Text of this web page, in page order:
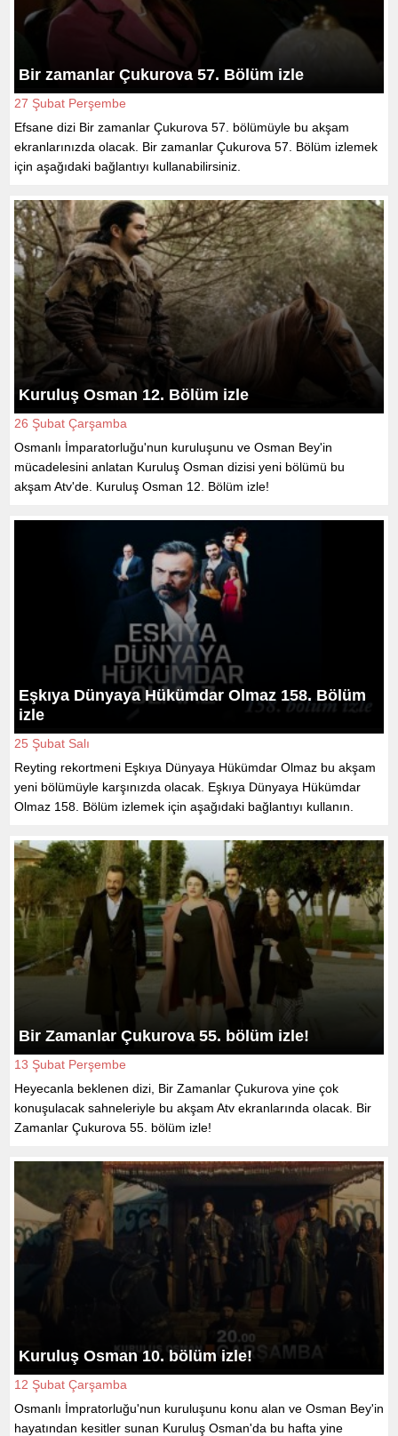
Bir zamanlar Çukurova 57. Bölüm izle
27 Şubat Perşembe
Efsane dizi Bir zamanlar Çukurova 57. bölümüyle bu akşam
ekranlarınızda olacak. Bir zamanlar Çukurova 57. Bölüm izlemek
için aşağıdaki bağlantıyı kullanabilirsiniz.
Kuruluş Osman 12. Bölüm izle
26 Şubat Çarşamba
Osmanlı İmparatorluğu'nun kuruluşunu ve Osman Bey'in
mücadelesini anlatan Kuruluş Osman dizisi yeni bölümü bu
akşam Atv'de. Kuruluş Osman 12. Bölüm izle!
Eşkıya Dünyaya Hükümdar Olmaz 158. Bölüm
izle
25 Şubat Salı
Reyting rekortmeni Eşkıya Dünyaya Hükümdar Olmaz bu akşam
yeni bölümüyle karşınızda olacak. Eşkıya Dünyaya Hükümdar
Olmaz 158. Bölüm izlemek için aşağıdaki bağlantıyı kullanın.
Bir Zamanlar Çukurova 55. bölüm izle!
13 Şubat Perşembe
Heyecanla beklenen dizi, Bir Zamanlar Çukurova yine çok
konuşulacak sahneleriyle bu akşam Atv ekranlarında olacak. Bir
Zamanlar Çukurova 55. bölüm izle!
Kuruluş Osman 10. bölüm izle!
12 Şubat Çarşamba
Osmanlı İmpratorluğu'nun kuruluşunu konu alan ve Osman Bey'in
hayatından kesitler sunan Kuruluş Osman'da bu hafta yine